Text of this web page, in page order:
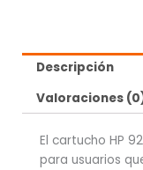
Descripción
Valoraciones
El cartucho HP
para usuarios